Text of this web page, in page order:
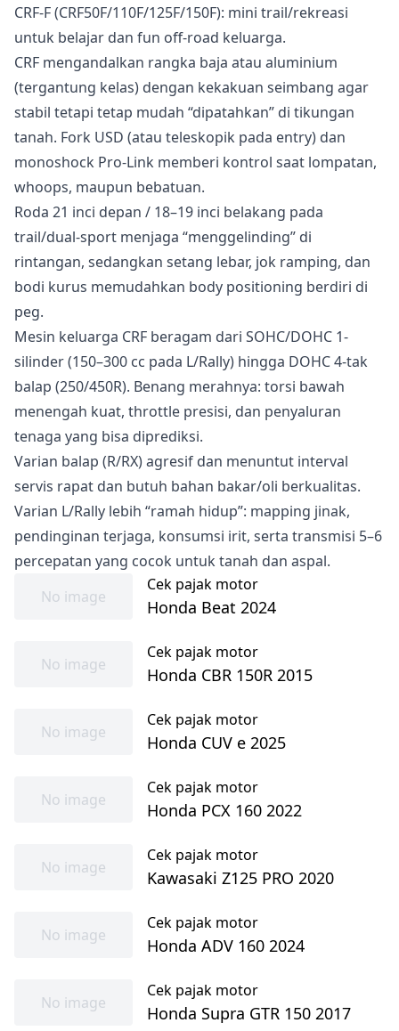
CRF-F (CRF50F/110F/125F/150F): mini trail/rekreasi
untuk belajar dan fun off-road keluarga.
CRF mengandalkan rangka baja atau aluminium
(tergantung kelas) dengan kekakuan seimbang agar
stabil tetapi tetap mudah “dipatahkan” di tikungan
tanah. Fork USD (atau teleskopik pada entry) dan
monoshock Pro-Link memberi kontrol saat lompatan,
whoops, maupun bebatuan.
Roda 21 inci depan / 18–19 inci belakang pada
trail/dual-sport menjaga “menggelinding” di
rintangan, sedangkan setang lebar, jok ramping, dan
bodi kurus memudahkan body positioning berdiri di
peg.
Mesin keluarga CRF beragam dari SOHC/DOHC 1-
silinder (150–300 cc pada L/Rally) hingga DOHC 4-tak
balap (250/450R). Benang merahnya: torsi bawah
menengah kuat, throttle presisi, dan penyaluran
tenaga yang bisa diprediksi.
Varian balap (R/RX) agresif dan menuntut interval
servis rapat dan butuh bahan bakar/oli berkualitas.
Varian L/Rally lebih “ramah hidup”: mapping jinak,
pendinginan terjaga, konsumsi irit, serta transmisi 5–6
percepatan yang cocok untuk tanah dan aspal.
No image
Cek pajak motor
Honda Beat 2024
No image
Cek pajak motor
Honda CBR 150R 2015
No image
Cek pajak motor
Honda CUV e 2025
No image
Cek pajak motor
Honda PCX 160 2022
No image
Cek pajak motor
Kawasaki Z125 PRO 2020
No image
Cek pajak motor
Honda ADV 160 2024
No image
Cek pajak motor
Honda Supra GTR 150 2017